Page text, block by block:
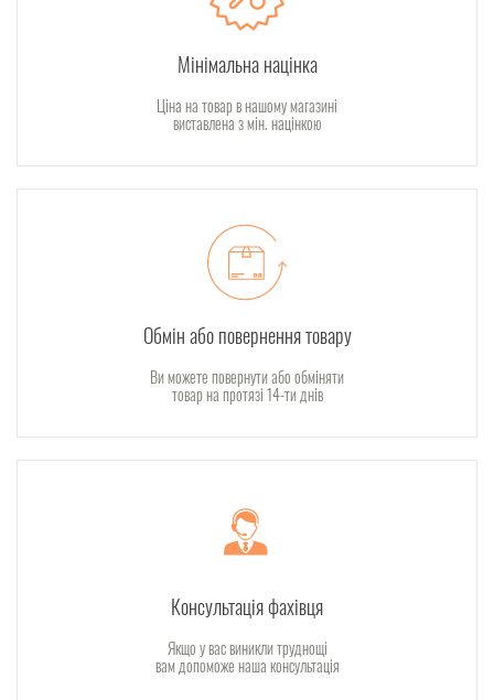
Мінімальна націнка
Ціна на товар в нашому магазині
виставлена з мін. націнкою
Обмін або повернення товару
Ви можете повернути або обміняти
товар на протязі 14-ти днів
Консультація фахівця
Якщо у вас виникли труднощі
вам допоможе наша консультація